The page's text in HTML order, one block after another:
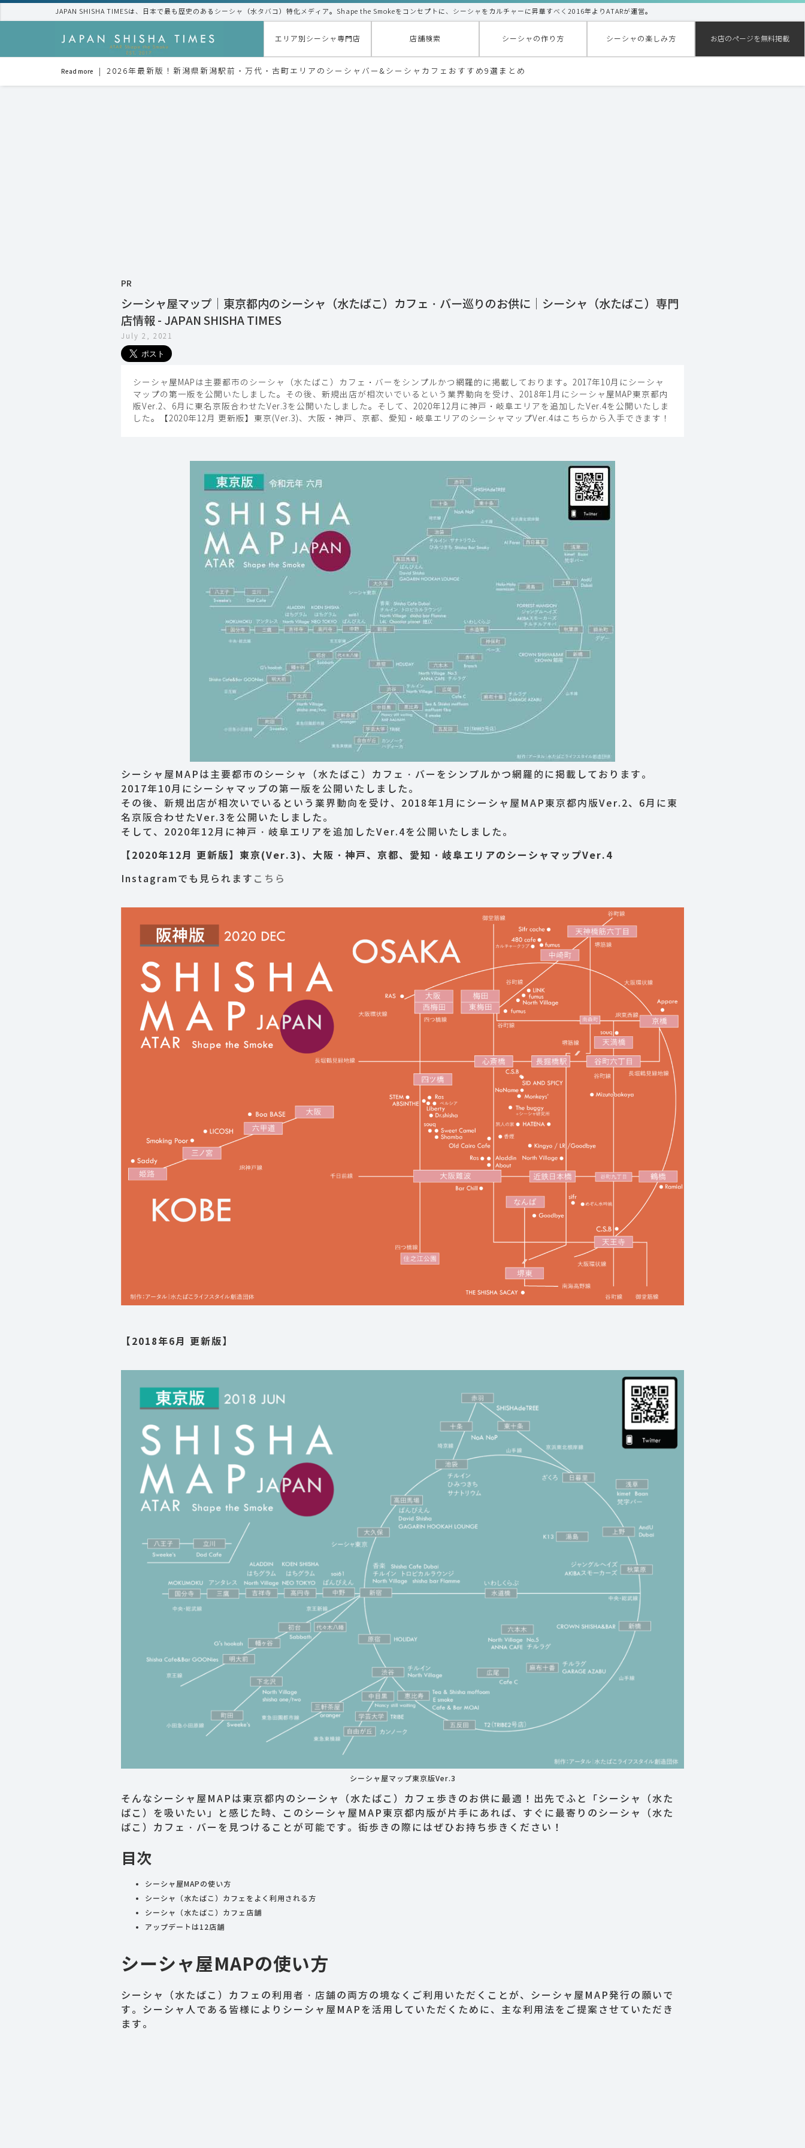
JAPAN SHISHA TIMESは、日本で最も歴史のあるシーシャ（水タバコ）特化メディア。Shape the Smokeをコンセプトに、シーシャをカルチャーに昇華すべく2016年よりATARが運営。
エリア別シーシャ専門店 店舗検索 シーシャの作り方 シーシャの楽しみ方 お店のページを無料掲載
Read more 2026年最新版！新潟県新潟駅前・万代・古町エリアのシーシャバー&シーシャカフェおすすめ9選まとめ
PR
シーシャ屋マップ｜東京都内のシーシャ（水たばこ）カフェ・バー巡りのお供に｜シーシャ（水たばこ）専門
店情報 - JAPAN SHISHA TIMES
July 2, 2021
シーシャ屋MAPは主要都市のシーシャ（水たばこ）カフェ・バーをシンプルかつ網羅的に掲載しております。2017年10月にシーシャ
マップの第一版を公開いたしました。その後、新規出店が相次いでいるという業界動向を受け、2018年1月にシーシャ屋MAP東京都内
版Ver.2、6月に東名京阪合わせたVer.3を公開いたしました。そして、2020年12月に神戸・岐阜エリアを追加したVer.4を公開いたしま
した。【2020年12月 更新版】東京(Ver.3)、大阪・神戸、京都、愛知・岐阜エリアのシーシャマップVer.4はこちらから入手できます！
シーシャ屋MAPは主要都市のシーシャ（水たばこ）カフェ・バーをシンプルかつ網羅的に掲載しております。
2017年10月にシーシャマップの第一版を公開いたしました。
その後、新規出店が相次いでいるという業界動向を受け、2018年1月にシーシャ屋MAP東京都内版Ver.2、6月に東
名京阪合わせたVer.3を公開いたしました。
そして、2020年12月に神戸・岐阜エリアを追加したVer.4を公開いたしました。
【2020年12月 更新版】東京(Ver.3)、大阪・神戸、京都、愛知・岐阜エリアのシーシャマップVer.4
Instagramでも見られます こちら
【2018年6月 更新版】
シーシャ屋マップ東京版Ver.3
そんなシーシャ屋MAPは東京都内のシーシャ（水たばこ）カフェ歩きのお供に最適！出先でふと「シーシャ（水た
ばこ）を吸いたい」と感じた時、このシーシャ屋MAP東京都内版が片手にあれば、すぐに最寄りのシーシャ（水た
ばこ）カフェ・バーを見つけることが可能です。街歩きの際にはぜひお持ち歩きください！
目次
シーシャ屋MAPの使い方
シーシャ（水たばこ）カフェをよく利用される方
シーシャ（水たばこ）カフェ店舗
アップデートは12店舗
シーシャ屋MAPの使い方
シーシャ（水たばこ）カフェの利用者・店舗の両方の境なくご利用いただくことが、シーシャ屋MAP発行の願いで
す。シーシャ人である皆様によりシーシャ屋MAPを活用していただくために、主な利用法をご提案させていただき
ます。